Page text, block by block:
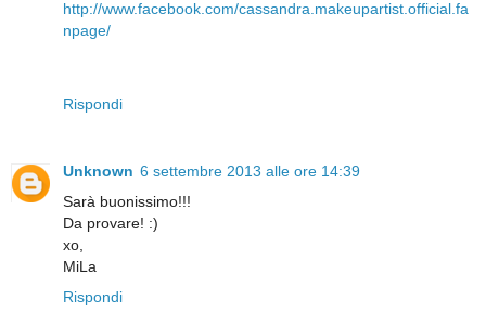
http://www.facebook.com/cassandra.makeupartist.official.fa
npage/
Rispondi
Unknown 6 settembre 2013 alle ore 14:39
Sarà buonissimo!!!
Da provare! :)
xo,
MiLa
Rispondi